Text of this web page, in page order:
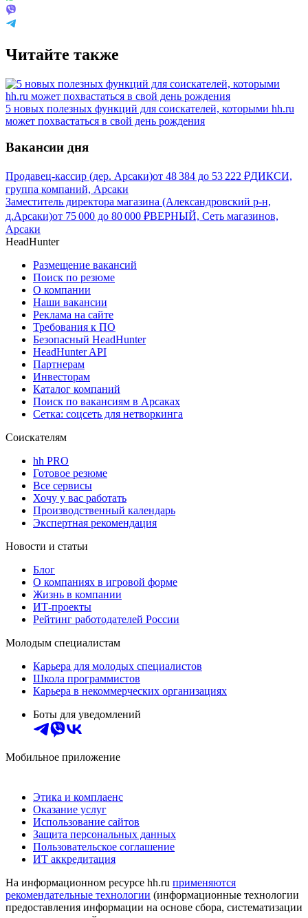
Читайте также
5 новых полезных функций для соискателей, которыми hh.ru
может похвастаться в свой день рождения
Вакансии дня
Продавец-кассир (дер. Арсаки)от 48 384 до 53 222 ₽ДИКСИ,
группа компаний, Арсаки
Заместитель директора магазина (Александровский р-н,
д.Арсаки)от 75 000 до 80 000 ₽ВЕРНЫЙ, Сеть магазинов,
Арсаки
HeadHunter
Размещение вакансий
Поиск по резюме
О компании
Наши вакансии
Реклама на сайте
Требования к ПО
Безопасный HeadHunter
HeadHunter API
Партнерам
Инвесторам
Каталог компаний
Поиск по вакансиям в Арсаках
Сетка: соцсеть для нетворкинга
Соискателям
hh PRO
Готовое резюме
Все сервисы
Хочу у вас работать
Производственный календарь
Экспертная рекомендация
Новости и статьи
Блог
О компаниях в игровой форме
Жизнь в компании
ИТ-проекты
Рейтинг работодателей России
Молодым специалистам
Карьера для молодых специалистов
Школа программистов
Карьера в некоммерческих организациях
Боты для уведомлений
Мобильное приложение
Этика и комплаенс
Оказание услуг
Использование сайтов
Защита персональных данных
Пользовательское соглашение
ИТ аккредитация
На информационном ресурсе hh.ru применяются
рекомендательные технологии (информационные технологии
предоставления информации на основе сбора, систематизации